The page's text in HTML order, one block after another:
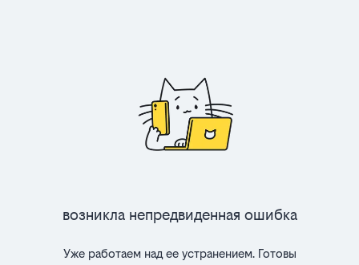
Возникла непредвиденная ошибка
Уже работаем над ее устранением. Готовы